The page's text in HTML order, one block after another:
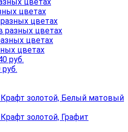
цветах
цветах
разных цветах
цветах
цветах
руб.
золотой, Белый матовый
золотой, Графит